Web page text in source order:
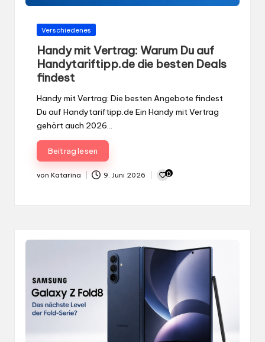
gehört auch 2026…
Beitrag lesen
Gepostet
von
vonKatarina
Gepostet
in
Gerüchte & Leaks
Samsung Galaxy Z Fold8: Das
bisher größte Upgrade der Fold-